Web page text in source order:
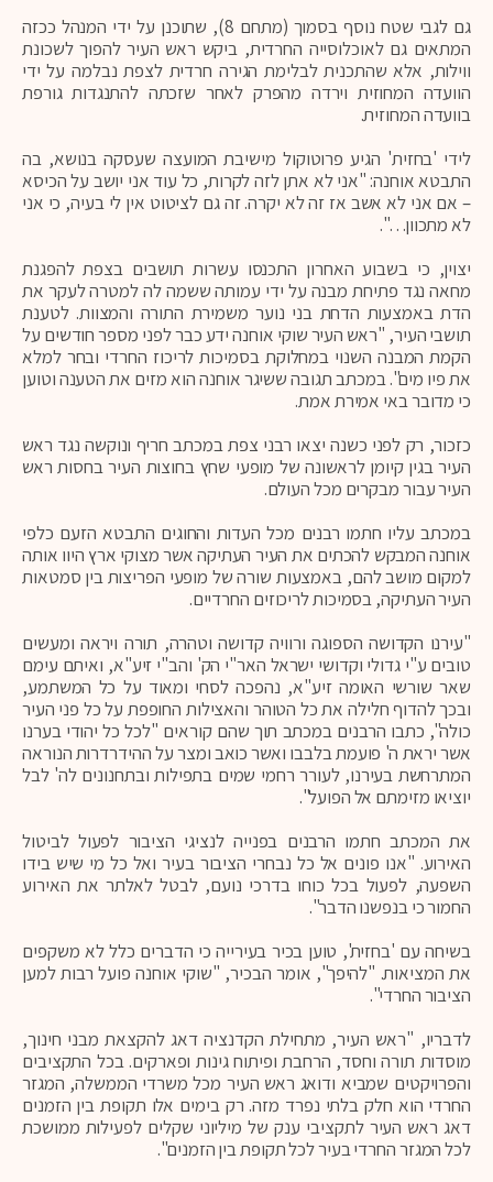
גם לגבי שטח נוסף בסמוך (מתחם 8), שתוכנן על ידי המנהל ככזה
המתאים גם לאוכלוסייה החרדית, ביקש ראש העיר להפוך לשכונת
ווילות, אלא שהתכנית לבלימת הגירה חרדית לצפת נבלמה על ידי
הוועדה המחוזית וירדה מהפרק לאחר שזכתה להתנגדות גורפת
בוועדה המחוזית.
לידי 'בחזית' הגיע פרוטוקול מישיבת המועצה שעסקה בנושא, בה
התבטא אוחנה: "אני לא אתן לזה לקרות, כל עוד אני יושב על הכיסא
– אם אני לא אשב אז זה לא יקרה. זה גם לציטוט אין לי בעיה, כי אני
לא מתכוון…".
יצוין, כי בשבוע האחרון התכנסו עשרות תושבים בצפת להפגנת
מחאה נגד פתיחת מבנה על ידי עמותה ששמה לה למטרה לעקר את
הדת באמצעות הדחת בני נוער משמירת התורה והמצוות. לטענת
תושבי העיר, "ראש העיר שוקי אוחנה ידע כבר לפני מספר חודשים על
הקמת המבנה השנוי במחלוקת בסמיכות לריכוז החרדי ובחר למלא
את פיו מים". במכתב תגובה ששיגר אוחנה הוא מזים את הטענה וטוען
כי מדובר באי אמירת אמת.
כזכור, רק לפני כשנה יצאו רבני צפת במכתב חריף ונוקשה נגד ראש
העיר בגין קיומן לראשונה של מופעי שחץ בחוצות העיר בחסות ראש
העיר עבור מבקרים מכל העולם.
במכתב עליו חתמו רבנים מכל העדות והחוגים התבטא הזעם כלפי
אוחנה המבקש להכתים את העיר העתיקה אשר מצוקי ארץ היוו אותה
למקום מושב להם, באמצעות שורה של מופעי הפריצות בין סמטאות
העיר העתיקה, בסמיכות לריכוזים החרדיים.
"עירנו הקדושה הספוגה ורוויה קדושה וטהרה, תורה ויראה ומעשים
טובים ע"י גדולי וקדושי ישראל האר"י הק' והב"י זיע"א, ואיתם עימם
שאר שורשי האומה זיע"א, נהפכה לסחי ומאוד על כל המשתמע,
ובכך להדוף חלילה את כל הטוהר והאצילות החופפת על כל פני העיר
כולה", כתבו הרבנים במכתב תוך שהם קוראים "לכל כל יהודי בערנו
אשר יראת ה' פועמת בלבבו ואשר כואב ומצר על ההידרדרות הנוראה
המתרחשת בעירנו, לעורר רחמי שמים בתפילות ובתחנונים לה' לבל
יוציאו מזימתם אל הפועל".
את המכתב חתמו הרבנים בפנייה לנציגי הציבור לפעול לביטול
האירוע. "אנו פונים אל כל נבחרי הציבור בעיר ואל כל מי שיש בידו
השפעה, לפעול בכל כוחו בדרכי נועם, לבטל לאלתר את האירוע
החמור כי בנפשנו הדבר".
בשיחה עם 'בחזית', טוען בכיר בעירייה כי הדברים כלל לא משקפים
את המציאות. "להיפך", אומר הבכיר, "שוקי אוחנה פועל רבות למען
הציבור החרדי".
לדבריו, "ראש העיר, מתחילת הקדנציה דאג להקצאת מבני חינוך,
מוסדות תורה וחסד, הרחבת ופיתוח גינות ופארקים. בכל התקציבים
והפרויקטים שמביא ודואג ראש העיר מכל משרדי הממשלה, המגזר
החרדי הוא חלק בלתי נפרד מזה. רק בימים אלו תקופת בין הזמנים
דאג ראש העיר לתקציבי ענק של מיליוני שקלים לפעילות ממושכת
לכל המגזר החרדי בעיר לכל תקופת בין הזמנים".